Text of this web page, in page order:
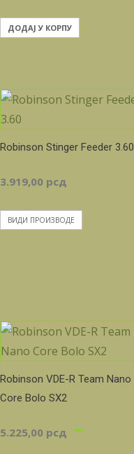
ДОДАЈ У КОРПУ
Robinson Stinger Feeder 3.60
3.919,00 рсд
ВИДИ ПРОИЗВОДЕ
Robinson VDE-R Team Nano
Core Bolo SX2
5.225,00 рсд –